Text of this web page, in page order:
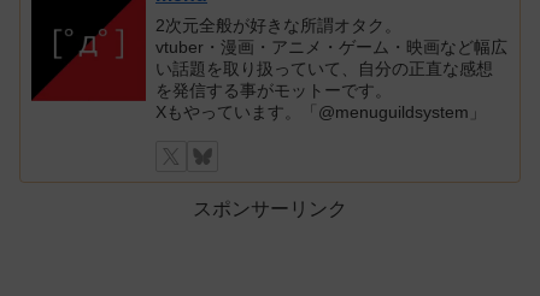
2次元全般が好きな所謂オタク。
vtuber・漫画・アニメ・ゲーム・映画など幅広
い話題を取り扱っていて、自分の正直な感想
を発信する事がモットーです。
Xもやっています。「@menuguildsystem」
スポンサーリンク